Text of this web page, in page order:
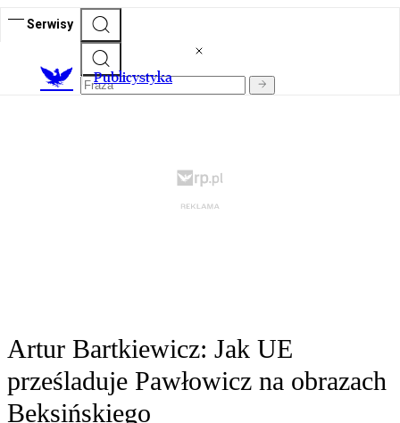
Serwisy
Publicystyka
Artur Bartkiewicz: Jak UE
prześladuje Pawłowicz na obrazach
Beksińskiego